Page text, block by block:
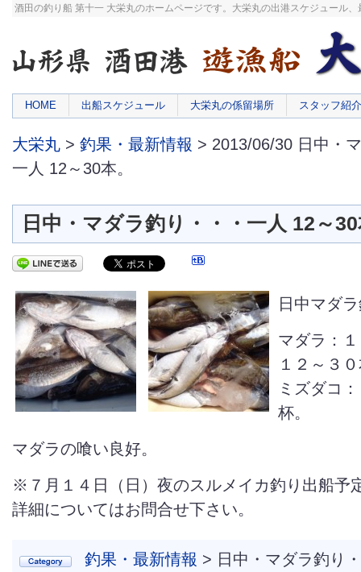
酒田の釣り船 第十一 大栄丸のホームページです。大栄丸の出港スケジュール
HOME 出船スケジュール 大栄丸の係留場所 スタッフ紹介
大栄丸 > 釣果・最新情報 > 2013/06/30 日中・
一人 12～30本。
日中・マダラ釣り・・・一人 12～
日中マダ
マダラ：
１２～３
ミズダコ
杯。
マダラの喰い良好。
※７月１４日（日）夜のスルメイカ釣り出船予
詳細についてはお問合せ下さい。
釣果・最新情報 > 日中・マダラ釣り